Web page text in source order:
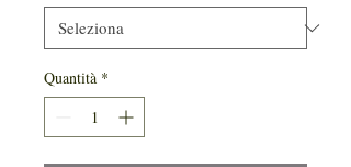
Quantità *